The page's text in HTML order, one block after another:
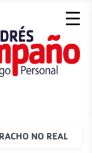
☰
NO REAL